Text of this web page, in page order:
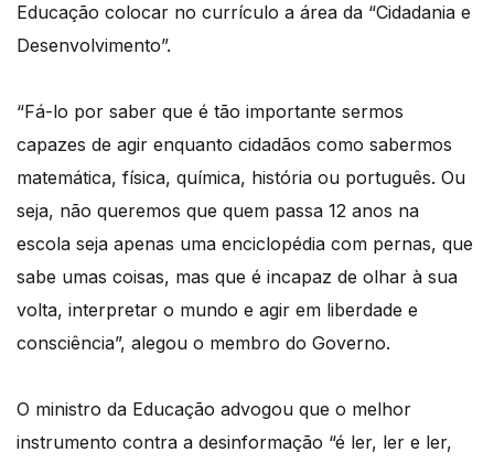
Educação colocar no currículo a área da “Cidadania e
Desenvolvimento”.
“Fá-lo por saber que é tão importante sermos
capazes de agir enquanto cidadãos como sabermos
matemática, física, química, história ou português. Ou
seja, não queremos que quem passa 12 anos na
escola seja apenas uma enciclopédia com pernas, que
sabe umas coisas, mas que é incapaz de olhar à sua
volta, interpretar o mundo e agir em liberdade e
consciência”, alegou o membro do Governo.
O ministro da Educação advogou que o melhor
instrumento contra a desinformação “é ler, ler e ler,